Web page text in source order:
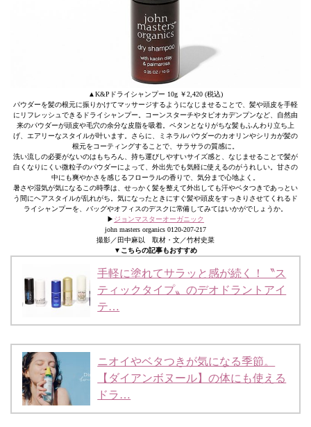
▲K&Pドライシャンプー 10g ￥2,420 (税込)
パウダーを髪の根元に振りかけてマッサージするようになじませることで、髪や頭皮を手軽
にリフレッシュできるドライシャンプー。コーンスターチやタピオカデンプンなど、自然由
来のパウダーが頭皮や毛穴の余分な皮脂を吸着。ペタンとなりがちな髪もふんわり立ち上
げ、エアリーなスタイルが叶います。さらに、ミネラルパウダーのカオリンやシリカが髪の
根元をコーティングすることで、サラサラの質感に。
洗い流しの必要がないのはもちろん、持ち運びしやすいサイズ感と、なじませることで髪が
白くなりにくい微粒子のパウダーによって、外出先でも気軽に使えるのがうれしい。甘さの
中にも爽やかさを感じるフローラルの香りで、気分まで心地よく。
暑さや湿気が気になるこの時季は、せっかく髪を整えて外出しても汗やベタつきであっとい
う間にヘアスタイルが乱れがち。気になったときにすぐ髪や頭皮をすっきりさせてくれるド
ライシャンプーを、バッグやオフィスのデスクに常備してみてはいかがでしょうか。
▶︎ ジョンマスターオーガニック
john masters organics 0120-207-217
撮影／田中麻以 取材・文／竹村史菜
▼こちらの記事もおすすめ
手軽に塗れてサラッと感が続く！〝ス
ティックタイプ〟のデオドラントアイ
テ…
ニオイやベタつきが気になる季節。
【ダイアンボヌール】の体にも使える
ドラ…